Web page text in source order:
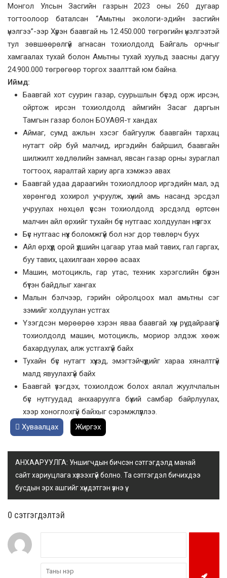
Монгол Улсын Засгийн газрын 2023 оны 260 дугаар
тогтоолоор баталсан “Амьтны экологи-эдийн засгийн
үнэлгээ”-ээр Хүрэн баавгай нь 12.450.000 төгрөгийн үнэлгээтэй
тул зөвшөөрөлгүй агнасан тохиолдолд Байгаль орчныг
хамгаалах тухай болон Амьтны тухай хуульд заасны дагуу
24.900.000 төгрөгөөр торгох заалттай юм байна.
Иймд:
Баавгай хот суурин газар, суурьшлын бүсэд орж ирсэн,
ойртож ирсэн тохиолдолд аймгийн Засаг даргын
Тамгын газар болон БОУАӨЯ-т хандах
Аймаг, сумд ажлын хэсэг байгуулж баавгайн тархац
нутагт ойр буй малчид, иргэдийн байршил, баавгайн
шилжилт хөдлөлийн замнал, явсан газар орны зураглал
тогтоох, яаралтай хариу арга хэмжээ авах
Баавгай удаа дараагийн тохиолдлоор иргэдийн мал, эд
хөрөнгөд хохирол учруулж, хүний амь насанд эрсдэл
учруулах нөхцөл үүссэн тохиолдолд эрсдэлд өртсөн
малчин айл өрхийг тухайн бүс нутгаас холдуулан нүүлгэх
Бүс нутгаас нүүх боломжгүй бол нэг дор төвлөрч буух
Айл өрхүүд орой үдшийн цагаар утаа май тавих, гал гаргах,
буу тавих, цахилгаан хөрөө асаах
Машин, мотоцикль, гар утас, техник хэрэгслийн бүрэн
бүтэн байдлыг хангах
Малын бэлчээр, гэрийн ойролцоох мал амьтны сэг
зэмийг холдуулан устгах
Үзэгдсэн мөрөөрөө хэрэн яваа баавгай хүн рүү дайраагүй
тохиолдолд машин, мотоцикль, мориор элдэж хөөж
бахардуулах, алж устгахгүй байх
Тухайн бүс нутагт хүүхэд, эмэгтэйчүүдийг хараа хяналтгүй
малд явуулахгүй байх
Баавгай үзэгдэх, тохиолдож болох аялал жуулчлалын
бүс нутгуудад анхааруулга бүхий самбар байрлуулах,
хээр хоноглохгүй байхыг сэрэмжлүүллээ.
Хуваалцах
Жиргэх
АНХААРУУЛГА: Уншигчдын бичсэн сэтгэгдэлд манай
сайт хариуцлага хүлээхгүй болно. Та сэтгэгдэл бичихдээ
бусдын эрх ашгийг хүндэтгэн үзнэ үү.
0 cэтгэгдэлтэй